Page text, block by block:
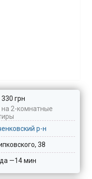
грн
2-комнатные
р-н
38
—14 мин